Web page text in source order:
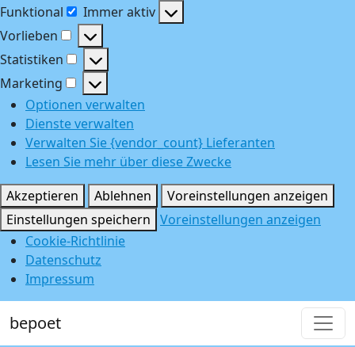
Funktional
Funktional
Immer aktiv
Vorlieben
Vorlieben
Statistiken
Statistiken
Marketing
Marketing
Optionen verwalten
Dienste verwalten
Verwalten Sie {vendor_count} Lieferanten
Lesen Sie mehr über diese Zwecke
Akzeptieren
Ablehnen
Voreinstellungen anzeigen
Einstellungen speichern Voreinstellungen anzeigen
Cookie-Richtlinie
Datenschutz
Impressum
bepoet